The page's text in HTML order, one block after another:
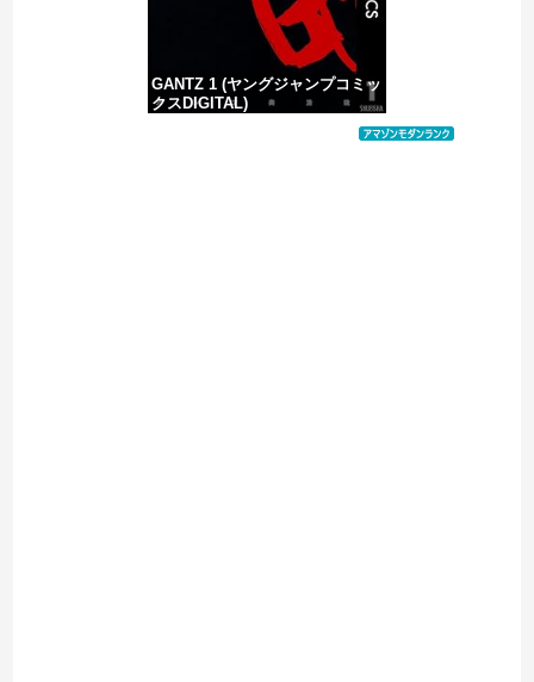
GANTZ 1 (ヤングジャンプコミッ
クスDIGITAL)
価格：¥617